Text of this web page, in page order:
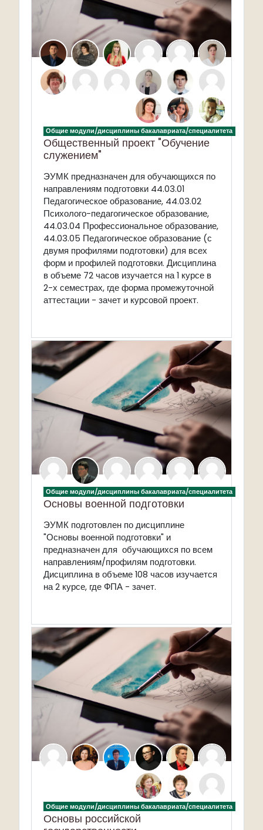
Общие модули/дисциплины бакалавриата/специалитета
Общественный проект "Обучение
служением"
ЭУМК предназначен для обучающихся по
направлениям подготовки 44.03.01
Педагогическое образование, 44.03.02
Психолого-педагогическое образование,
44.03.04 Профессиональное образование,
44.03.05 Педагогическое образование (с
двумя профилями подготовки) для всех
форм и профилей подготовки. Дисциплина
в объеме 72 часов изучается на 1 курсе в
2-х семестрах, где форма промежуточной
аттестации - зачет и курсовой проект.
Общие модули/дисциплины бакалавриата/специалитета
Основы военной подготовки
ЭУМК подготовлен по дисциплине
"Основы военной подготовки" и
предназначен для обучающихся по всем
направлениям/профилям подготовки.
Дисциплина в объеме 108 часов изучается
на 2 курсе, где ФПА - зачет.
Общие модули/дисциплины бакалавриата/специалитета
Основы российской